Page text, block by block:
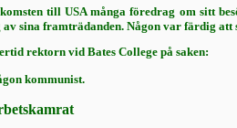
till USA många föredrag om sitt
av sina framträdanden. Någon var färdig att
rektorn vid Bates College på saken:
kommu­nist.